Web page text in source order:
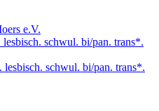
e.V.
schwul. bi/pan. trans*.
lesbisch. schwul. bi/pan. trans*.